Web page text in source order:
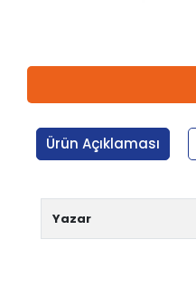
Ürün Açıklaması
Yazar